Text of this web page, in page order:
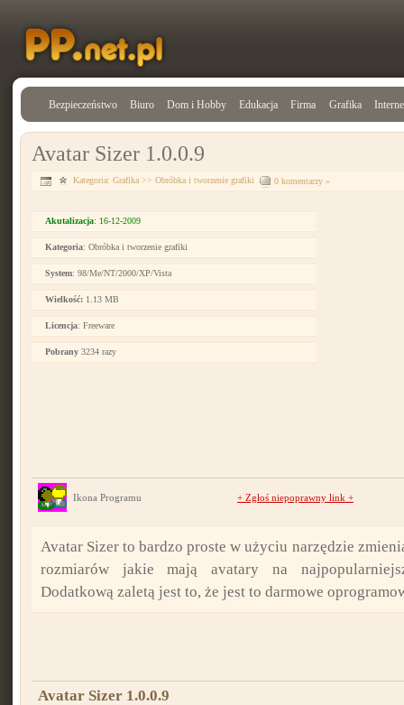
Bezpieczeństwo Biuro Dom i Hobby Edukacja Firma Grafika
Avatar Sizer 1.0.0.9
Kategoria: Grafika >> Obróbka i tworzenie grafiki 0 komentarzy »
Akutalizacja: 16-12-2009
Kategoria: Obróbka i tworzenie grafiki
System: 98/Me/NT/2000/XP/Vista
Wielkość: 1.13 MB
Licencja: Freeware
Pobrany 3234 razy
Ikona Programu + Zgłoś niepoprawny link +
Avatar Sizer to bardzo proste w użyciu narzędzie
rozmiarów jakie mają avatary na
Dodatkową zaletą jest to, że jest to darmowe
Avatar Sizer 1.0.0.9